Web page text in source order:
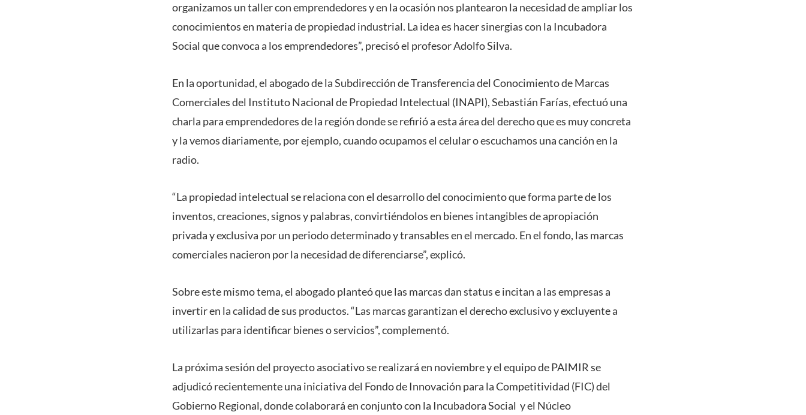
organizamos un taller con emprendedores y en la ocasión nos plantearon la necesidad de ampliar los
conocimientos en materia de propiedad industrial. La idea es hacer sinergias con la Incubadora
Social que convoca a los emprendedores”, precisó el profesor Adolfo Silva.
En la oportunidad, el abogado de la Subdirección de Transferencia del Conocimiento de Marcas
Comerciales del Instituto Nacional de Propiedad Intelectual (INAPI), Sebastián Farías, efectuó una
charla para emprendedores de la región donde se refirió a esta área del derecho que es muy concreta
y la vemos diariamente, por ejemplo, cuando ocupamos el celular o escuchamos una canción en la
radio.
“La propiedad intelectual se relaciona con el desarrollo del conocimiento que forma parte de los
inventos, creaciones, signos y palabras, convirtiéndolos en bienes intangibles de apropiación
privada y exclusiva por un periodo determinado y transables en el mercado. En el fondo, las marcas
comerciales nacieron por la necesidad de diferenciarse”, explicó.
Sobre este mismo tema, el abogado planteó que las marcas dan status e incitan a las empresas a
invertir en la calidad de sus productos. “Las marcas garantizan el derecho exclusivo y excluyente a
utilizarlas para identificar bienes o servicios”, complementó.
La próxima sesión del proyecto asociativo se realizará en noviembre y el equipo de PAIMIR se
adjudicó recientemente una iniciativa del Fondo de Innovación para la Competitividad (FIC) del
Gobierno Regional, donde colaborará en conjunto con la Incubadora Social y el Núcleo